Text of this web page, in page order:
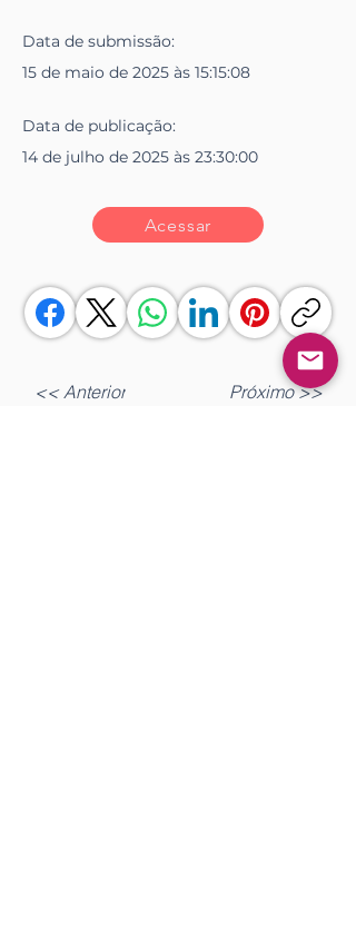
Data de submissão:
15 de maio de 2025 às 15:15:08
Data de publicação:
14 de julho de 2025 às 23:30:00
Acessar
<< Anterior Próximo >>